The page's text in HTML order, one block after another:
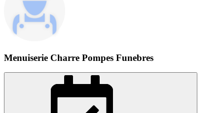
Menuiserie Charre Pompes Funebres